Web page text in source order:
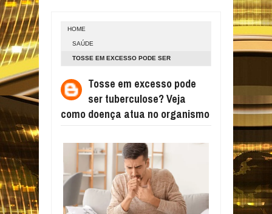
HOME
SAÚDE
TOSSE EM EXCESSO PODE SER
ATUA NO ORGANISMO
Tosse em excesso pode
ser tuberculose? Veja
como doença atua no organismo